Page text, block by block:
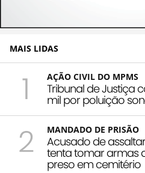
MAIS LIDAS
1 AÇÃO CIVIL DO MPMS
Tribunal de Justiça
mil por poluição
2 MANDADO DE PRISÃO
Acusado de
tenta tomar armas
preso em cemitério